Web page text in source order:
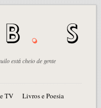
está cheio de gente
TV Livros e Poesia